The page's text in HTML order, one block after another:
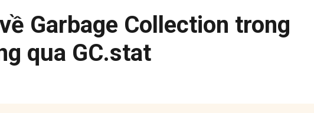
Garbage Collection trong
qua GC.stat